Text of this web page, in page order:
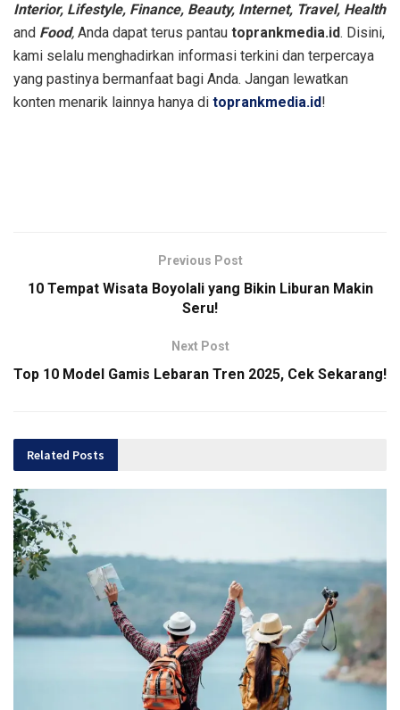
Interior, Lifestyle, Finance, Beauty, Internet, Travel, Health
and Food, Anda dapat terus pantau toprankmedia.id. Disini,
kami selalu menghadirkan informasi terkini dan terpercaya
yang pastinya bermanfaat bagi Anda. Jangan lewatkan
konten menarik lainnya hanya di toprankmedia.id!
Previous Post
​10 Tempat Wisata Boyolali yang Bikin Liburan Makin
Seru!
Next Post
Top 10 Model Gamis Lebaran Tren 2025, Cek Sekarang!
Related Posts